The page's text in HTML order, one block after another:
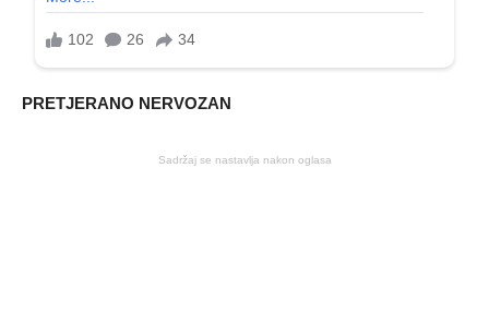
PRETJERANO NERVOZAN
Sadržaj se nastavlja nakon oglasa